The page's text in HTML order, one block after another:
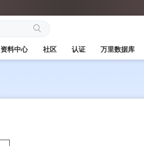
资料中心 社区 认证 万里数据库